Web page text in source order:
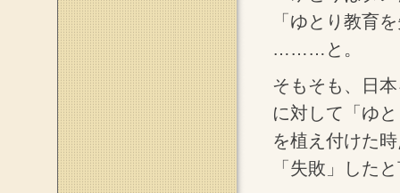
「ゆとり教育
………と。
そもそも、日
に対して「ゆ
を植え付けた
「失敗」した